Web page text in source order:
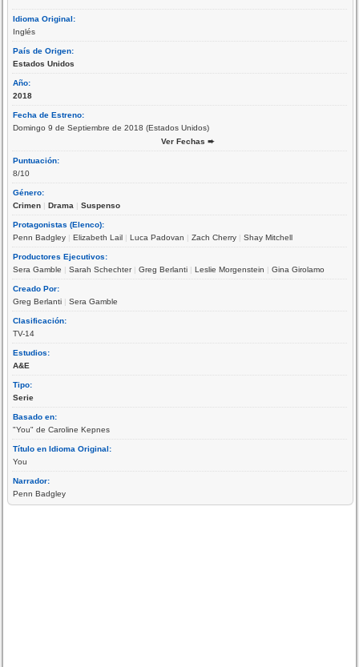
Idioma Original:
Inglés
País de Origen:
Estados Unidos
Año:
2018
Fecha de Estreno:
Domingo 9 de Septiembre de 2018 (Estados Unidos)
Ver Fechas ➨
Puntuación:
8/10
Género:
Crimen |Drama |Suspenso
Protagonistas (Elenco):
Penn Badgley |Elizabeth Lail |Luca Padovan |Zach Cherry |Shay Mitchell
Productores Ejecutivos:
Sera Gamble |Sarah Schechter|Greg Berlanti |Leslie Morgenstein |Gina Girolamo
Creado Por:
Greg Berlanti |Sera Gamble
Clasificación:
TV-14
Estudios:
A&E
Tipo:
Serie
Basado en:
"You" de Caroline Kepnes
Título en Idioma Original:
You
Narrador:
Penn Badgley